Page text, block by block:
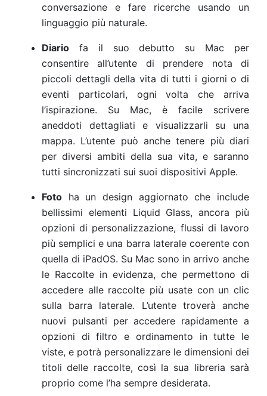
conversazione e fare ricerche usando un
linguaggio più naturale.
Diario
fa il suo debutto su Mac per
consentire all’utente di prendere nota di
piccoli dettagli della vita di tutti i giorni o di
eventi particolari, ogni volta che arriva
l’ispirazione. Su Mac, è facile scrivere
aneddoti dettagliati e visualizzarli su una
mappa. L’utente può anche tenere più diari
per diversi ambiti della sua vita, e saranno
tutti sincronizzati sui suoi dispositivi Apple.
Foto ha un design aggiornato che include
bellissimi elementi Liquid Glass, ancora più
opzioni di personalizzazione, flussi di lavoro
più semplici e una barra laterale coerente con
quella di iPadOS. Su Mac sono in arrivo anche
le Raccolte in evidenza, che permettono di
accedere alle raccolte più usate con un clic
sulla barra laterale. L’utente troverà anche
nuovi pulsanti per accedere rapidamente a
opzioni di filtro e ordinamento in tutte le
viste, e potrà personalizzare le dimensioni dei
titoli delle raccolte, così la sua libreria sarà
proprio come l’ha sempre desiderata.